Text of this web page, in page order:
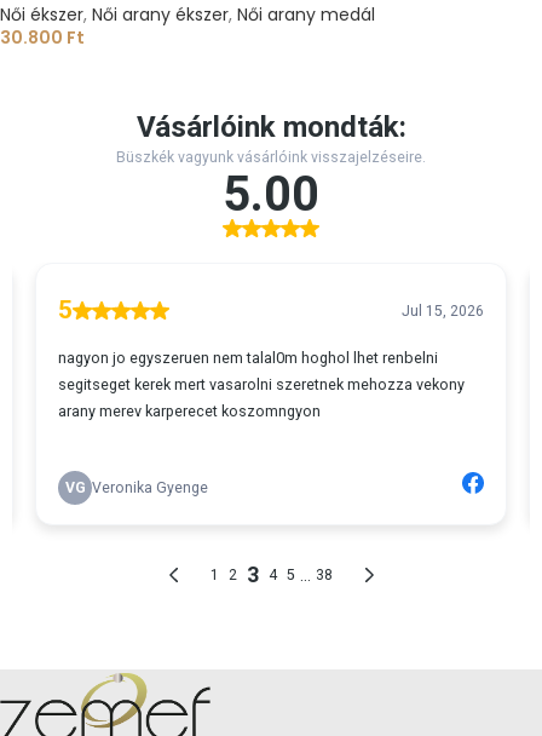
Női ékszer, Női arany ékszer, Női arany medál
30.800 Ft